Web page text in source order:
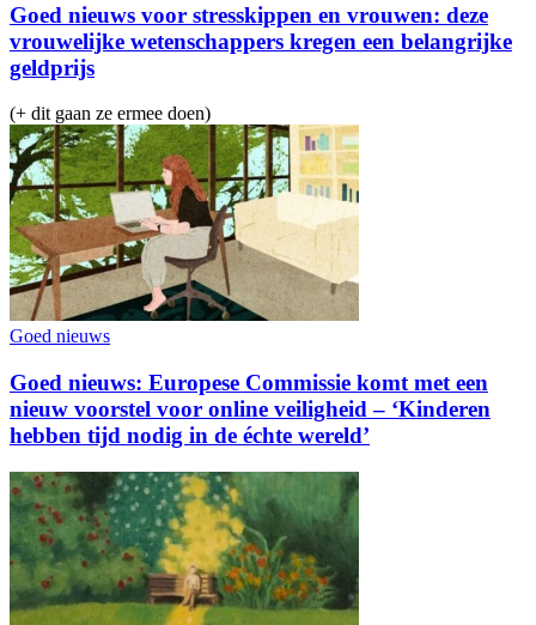
Goed nieuws voor stresskippen en vrouwen: deze
vrouwelijke wetenschappers kregen een belangrijke
geldprijs
(+ dit gaan ze ermee doen)
Goed nieuws
Goed nieuws: Europese Commissie komt met een
nieuw voorstel voor online veiligheid – ‘Kinderen
hebben tijd nodig in de échte wereld’